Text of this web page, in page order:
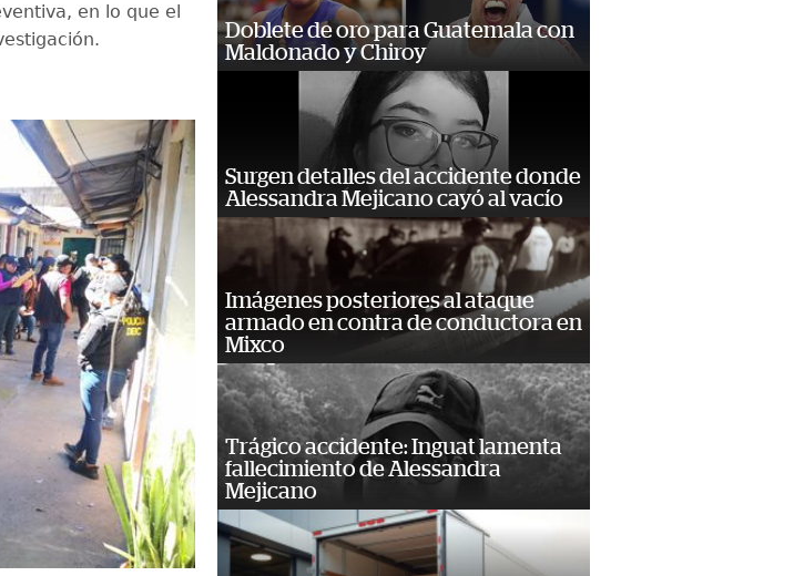
en lo que el
Doblete de oro para Guatemala con
Maldonado y Chiroy
Surgen detalles del accidente donde
Alessandra Mejicano cayó al vacío
Imágenes posteriores al ataque
armado en contra de conductora en
Mixco
Trágico accidente: Inguat lamenta
fallecimiento de Alessandra
Mejicano